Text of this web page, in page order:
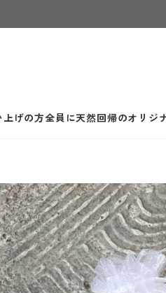
げの方全員に天然回帰のオリジ